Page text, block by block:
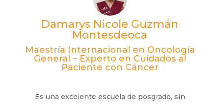
Damarys Nicole Guzmán
Montesdeoca
Maestría Internacional en Oncología
General – Experto en Cuidados al
Paciente con Cáncer
Es una excelente escuela de posgrado, sin